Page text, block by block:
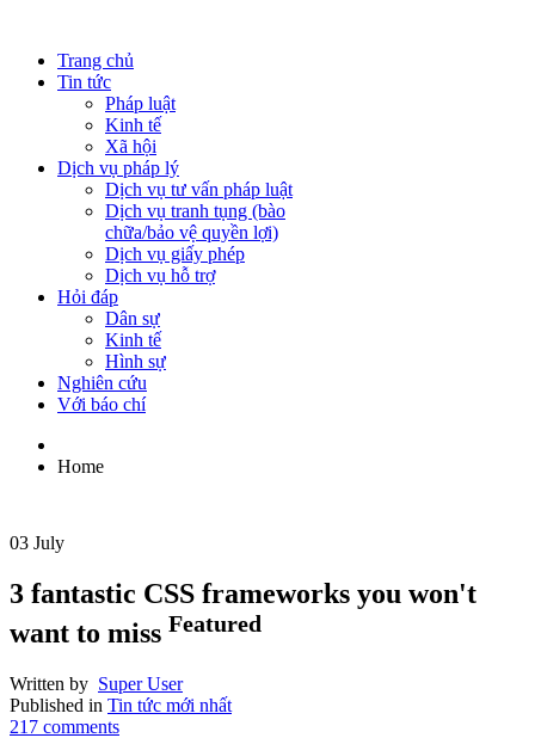
Trang chủ
Tin tức
Pháp luật
Kinh tế
Xã hội
Dịch vụ pháp lý
Dịch vụ tư vấn pháp luật
Dịch vụ tranh tụng (bào
chữa/bảo vệ quyền lợi)
Dịch vụ giấy phép
Dịch vụ hỗ trợ
Hỏi đáp
Dân sự
Kinh tế
Hình sự
Nghiên cứu
Với báo chí
Home
03 July
3 fantastic CSS frameworks you won't
want to miss Featured
Written by Super User
Published in Tin tức mới nhất
217 comments